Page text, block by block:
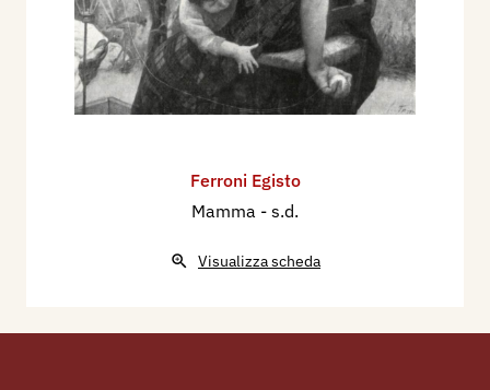
Ferroni Egisto
Mamma - s.d.
Visualizza scheda